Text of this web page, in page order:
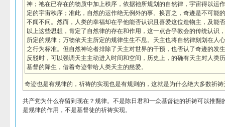
神；祂在已存在的物质中加上秩序，依据祂所规划的自然律，宇宙得以运
定的宇宙秩序；准此，自然的运作绝无例外的事。换言之，奇迹是不可能
不闻不问。然而，人类的幸福却在乎他能否认识且喜爱这位造物主，及能
以上这些思想，肯定了自然律的存在和作用，这一点合乎教会的传统认识
所定的规律；万物依天主所定的规律生生不息。天主也将自然律刻划在人
之行为标准。但自然神论者排除了天主对世界的干预，也否认了奇迹的发
反驳时，可以强调天主主动进入时间和空间，历史上，的确有天主对人类
基督的降生，借着奇迹带给人类天主的慈爱。
奇迹也是有规律的，祈祷的实现也是有规则的，这就是为什么绝大多数祈祷
共产党为什么存留到现在？规律。不是陈日君和一众基督徒的祈祷可以推翻
是规律的作用，不是基督徒的祈祷实现。